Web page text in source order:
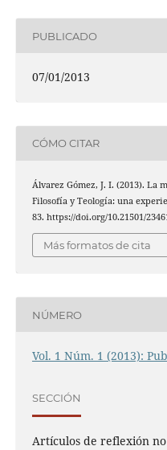
PUBLICADO
07/01/2013
CÓMO CITAR
Álvarez Gómez, J. I. (2013). La
Filosofía y Teología: una
83. https://doi.org/10.21501/
Más formatos de cita
NÚMERO
Vol. 1 Núm. 1 (2013):
SECCIÓN
Artículos de reflexión